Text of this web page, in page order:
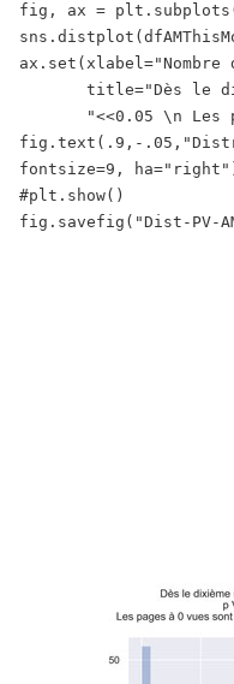
fig, ax =
title="Dès le
"<<0.05 \n Les
fig.text(.9,-
fontsize=9,
#plt.show()
fig.savefig("Dist-PV-